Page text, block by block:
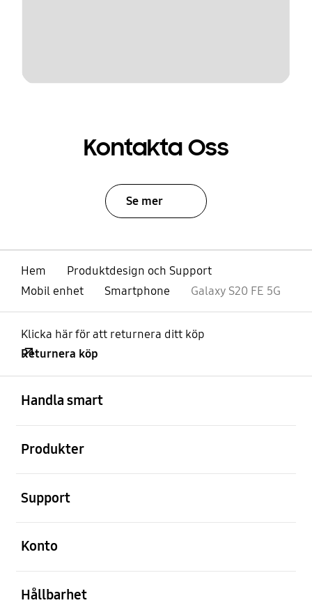
Kontakta Oss
Se mer
Hem
Produktdesign och Support
Mobil enhet
Smartphone Galaxy S20 FE 5G
Klicka här för att returnera ditt köp
Returnera köp
Handla smart
Produkter
Support
Konto
Hållbarhet